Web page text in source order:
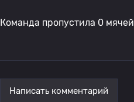
Команда пропустила 0 мячей
Написать комментарий